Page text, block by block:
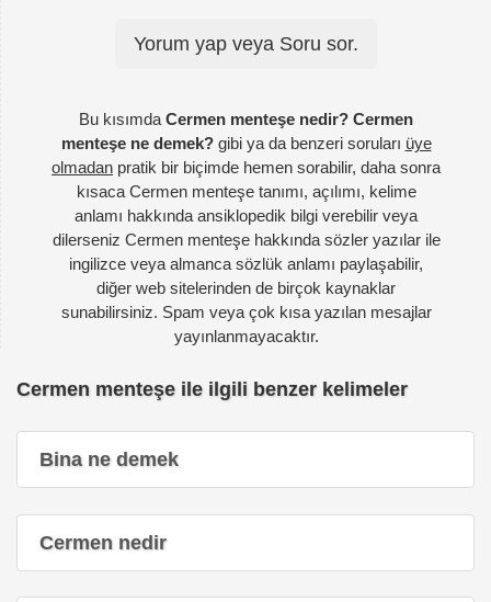
Yorum yap veya Soru sor.
Bu kısımda Cermen menteşe nedir? Cermen
menteşe ne demek?gibi ya da benzeri soruları üye
olmadan pratik bir biçimde hemen sorabilir, daha sonra
kısaca Cermen menteşe tanımı, açılımı, kelime
anlamı hakkında ansiklopedik bilgi verebilir veya
dilerseniz Cermen menteşe hakkında sözler yazılar ile
ingilizce veya almanca sözlük anlamı paylaşabilir,
diğer web sitelerinden de birçok kaynaklar
sunabilirsiniz. Spam veya çok kısa yazılan mesajlar
yayınlanmayacaktır.
Cermen menteşe ile ilgili benzer kelimeler
Bina ne demek
Cermen nedir